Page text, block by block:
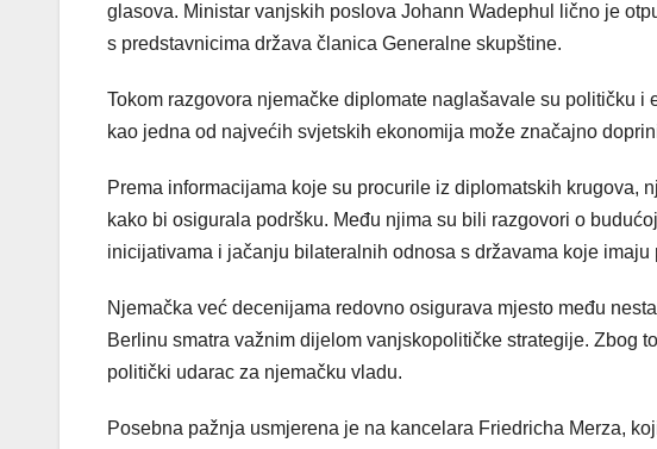
glasova. Ministar vanjskih poslova Johann Wadephul lično je
s predstavnicima država članica Generalne skupštine.
Tokom razgovora njemačke diplomate naglašavale su političku
kao jedna od najvećih svjetskih ekonomija može značajno
Prema informacijama koje su procurile iz diplomatskih krugova,
kako bi osigurala podršku. Među njima su bili razgovori o
inicijativama i jačanju bilateralnih odnosa s državama koje imaju
Njemačka već decenijama redovno osigurava mjesto među
Berlinu smatra važnim dijelom vanjskopolitičke strategije. Zbog
politički udarac za njemačku vladu.
Posebna pažnja usmjerena je na kancelara Friedricha Merza,